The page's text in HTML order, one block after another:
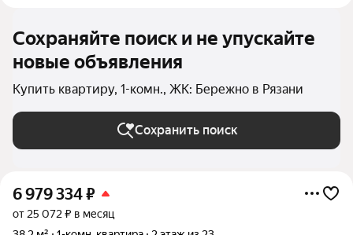
Сохраняйте поиск и не упускайте
новые объявления
Купить квартиру, 1-комн., ЖК: Бережно в Рязани
Сохранить поиск
6 979 334₽
от 25 072 ₽ в месяц